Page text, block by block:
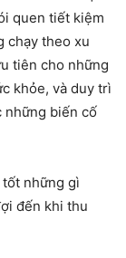
quen tiết kiệm
chạy theo xu
tiên cho những
khỏe, và duy trì
những biến cố
những gì
đến khi thu